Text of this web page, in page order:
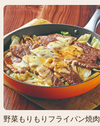
野菜もりもりフライパン焼肉